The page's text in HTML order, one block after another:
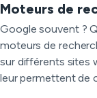
Moteurs de
Google souvent ?
moteurs de
sur différents sites
leur permettent de